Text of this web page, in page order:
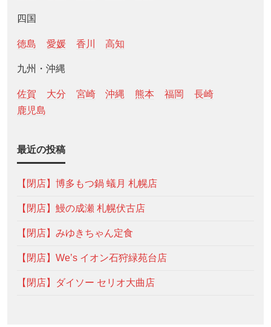
四国
徳島 愛媛 香川 高知
九州・沖縄
佐賀 大分 宮崎 沖縄 熊本 福岡
長崎
鹿児島
最近の投稿
【閉店】博多もつ鍋 蟻月 札幌店
【閉店】鰻の成瀬 札幌伏古店
【閉店】みゆきちゃん定食
【閉店】We’s イオン石狩緑苑台店
【閉店】ダイソー セリオ大曲店